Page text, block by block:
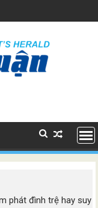
phát đình trệ hay suy